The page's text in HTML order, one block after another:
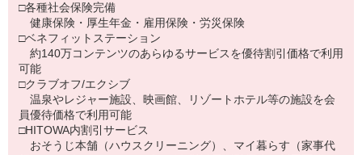
□各種社会保険完備
健康保険・厚生年金・雇用保険・労災保険
□ベネフィットステーション
約140万コンテンツのあらゆるサービスを優待割引価格で利用
可能
□クラブオフ/エクシブ
温泉やレジャー施設、映画館、リゾートホテル等の施設を会
員優待価格で利用可能
□HITOWA内割引サービス
おそうじ本舗（ハウスクリーニング）、マイ暮らす（家事代